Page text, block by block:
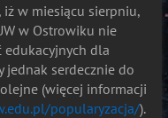
iż w miesiącu sierpniu,
w Ostrowiku nie
edukacyjnych dla
jednak serdecznie do
(więcej informacji
popularyzacja/).